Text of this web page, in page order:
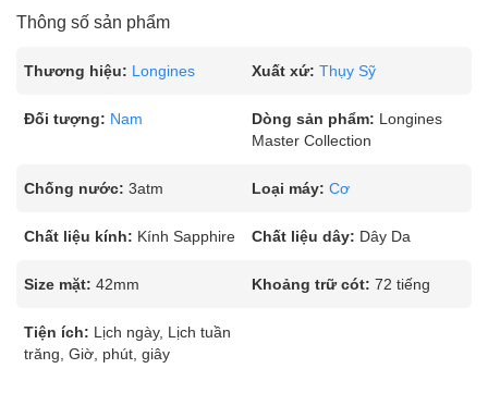
Thông số sản phẩm
Thương hiệu: Longines Xuất xứ: Thụy Sỹ
Đối tượng: Nam Dòng sản phẩm: Longines
Master Collection
Chống nước: 3atm Loại máy: Cơ
Chất liệu kính: Kính Sapphire Chất liệu dây: Dây Da
Size mặt: 42mm Khoảng trữ cót: 72 tiếng
Tiện ích: Lịch ngày, Lịch tuần
trăng, Giờ, phút, giây